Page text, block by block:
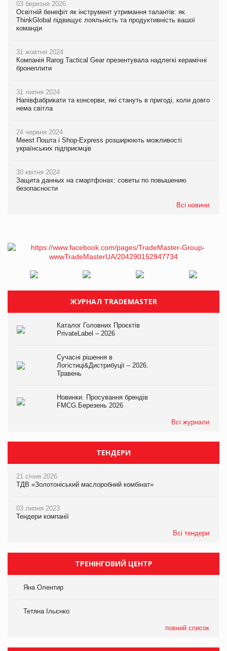
03 березня 2026
Освітній бенефіт як інструмент утримання талантів: як
ThinkGlobal підвищує лояльність та продуктивність вашої
команди
31 жовтня 2024
Компанія Rarog Tactical Gear презентувала надлегкі керамічні
бронеплити
31 липня 2024
Напівфабрикати та консерви, які стануть в пригоді, коли довго
нема світла
24 червня 2024
Meest Пошта і Shop-Express розширюють можливості
українських підприємців
30 квітня 2024
Защита данных на смартфонах: советы по повышению
безопасности
Всі новини
ЖУРНАЛ TRADEMASTER
Каталог Головних Проєктів
PrivateLabel – 2026
Сучасні рішення в
Логістиці&Дистрибуції – 2026.
Травень
Новинки. Просування брендів
FMCG.Березень 2026
Всі журнали
ТЕНДЕРИ
21 січня 2026
ТДВ «Золотоніський маслоробний комбінат»
03 липня 2023
Тендери компанії
Всі тендери
ТРЕНІНГОВИЙ ЦЕНТР
Яна Олентир
Тетяна Ільєнко
повний список